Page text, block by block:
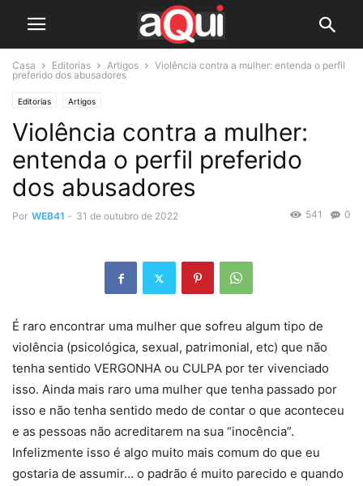
Casa Editorias Artigos
Violência contra a mulher: entenda o perfil
preferido dos abusadores
Editorias Artigos
Violência contra a mulher:
entenda o perfil preferido
dos abusadores
Por WEB41 - 31 de outubro de 2022 0
541
É raro encontrar uma mulher que sofreu algum tipo de
violência (psicológica, sexual, patrimonial, etc) que não
tenha sentido VERGONHA ou CULPA por ter vivenciado
isso. Ainda mais raro uma mulher que tenha passado por
isso e não tenha sentido medo de contar o que aconteceu
e as pessoas não acreditarem na sua “inocência”.
Infelizmente isso é algo muito mais comum do que eu
gostaria de assumir… o padrão é muito parecido e quando